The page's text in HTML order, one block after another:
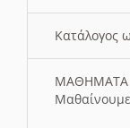
Κατάλογος
ΜΑΘΗΜΑΤΑ